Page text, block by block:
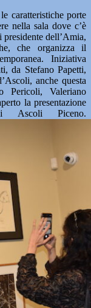
caratteristiche porte
nella sala dove c’è
presidente dell’Amia,
che organizza il
Iniziativa
da Stefano Papetti,
anche questa
Valeriano
la presentazione
Ascoli Piceno.